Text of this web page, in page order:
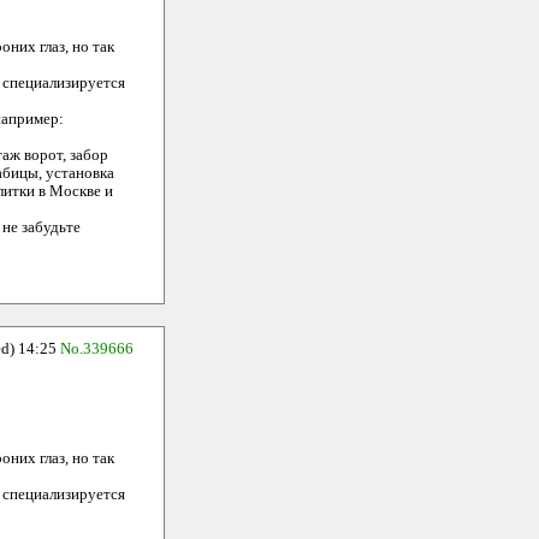
глаз, но так
ворот, забор
установка
в Москве и
забудьте
14:25 No.339666
глаз, но так